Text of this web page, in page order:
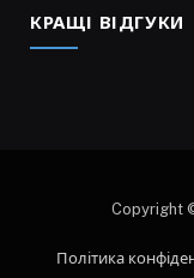
КРАЩІ ВІДГУКИ
Copyright
Політика